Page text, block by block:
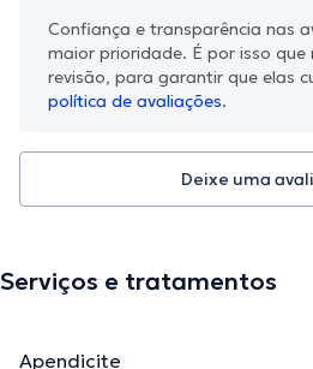
Confiança e transparência nas
maior prioridade. É por isso
revisão, para garantir que elas
política de avaliações.
Deixe uma
Serviços e tratamentos
Apendicite